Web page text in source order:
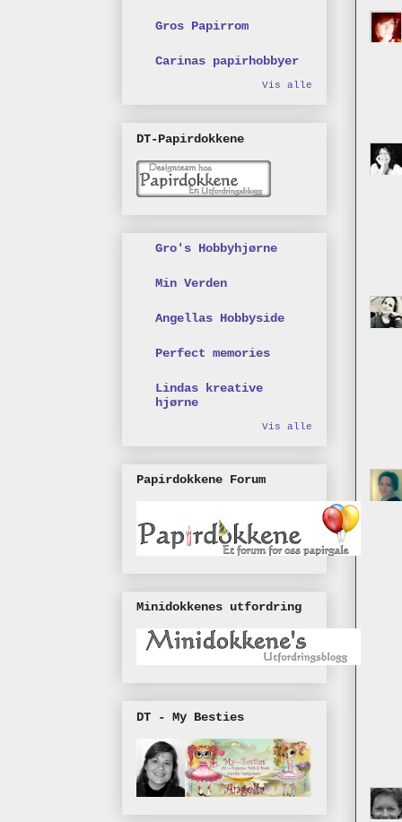
Gros Papirrom
Carinas papirhobbyer
Vis alle
DT-Papirdokkene
Gro's Hobbyhjørne
Min Verden
Angellas Hobbyside
Perfect memories
Lindas kreative
hjørne
Vis alle
Papirdokkene Forum
Minidokkenes utfordring
DT - My Besties